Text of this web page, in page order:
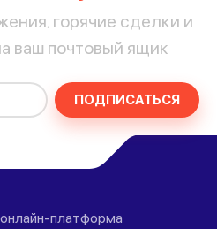
горячие сделки и
ваш почтовый ящик
ПОДПИСАТЬСЯ
платформа